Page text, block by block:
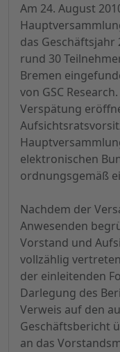
Am 24. August
das
rund 30
Bremen
von GSC
Verspätung
elektronischen
ordnungsgemäß
Nachdem der
Anwesenden
Vorstand und
vollzählig
der einleitenden
Darlegung des
Verweis auf den
Geschäftsbericht
an das